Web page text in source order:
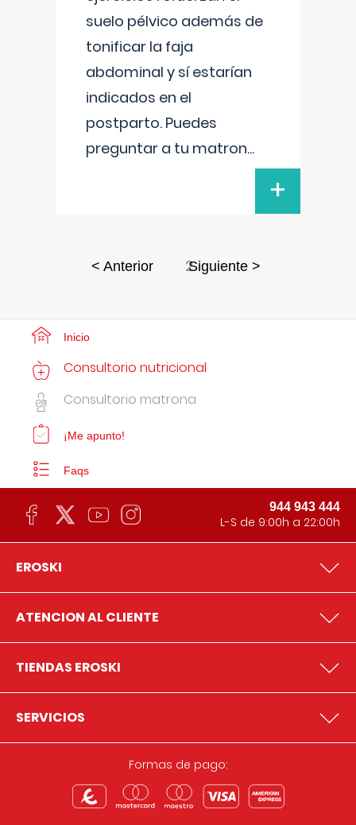
suelo pélvico además de
tonificar la faja
abdominal y sí estarían
indicados en el
postparto. Puedes
preguntar a tu matron...
+
< Anterior 2Siguiente >
Inicio
Consultorio nutricional
Consultorio matrona
¡Me apunto!
Faqs
944 943 444
L-S de 9:00h a 22:00h
EROSKI
ATENCION AL CLIENTE
TIENDAS EROSKI
SERVICIOS
Formas de pago: